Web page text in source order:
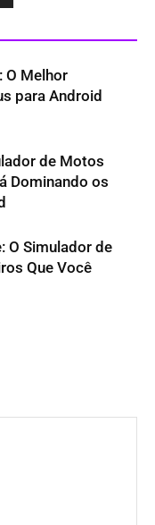
O Melhor
para Android
de Motos
Dominando os
O Simulador de
Que Você